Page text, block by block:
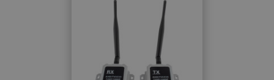
Nutzung bemerken Sie nicht einmal eine verminderte Bildqualität im Vergleich
Mit unseren WLAN-Sets können Sie
sowohl mit Standard- als auch mit höherer AHD-Auflösung verbinden.
Mit der ausführlichen mitgelieferten Anleitung kann jeder das WLAN-Set
WLAN-Sets können mit allen von uns angebotenen
Rückfahrkameras und Monitoren verbunden werden.